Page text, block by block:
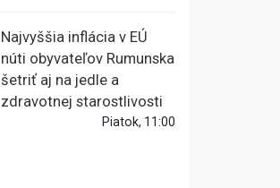
Najvyššia inflácia v EÚ
núti obyvateľov Rumunska
šetriť aj na jedle a
zdravotnej starostlivosti
Piatok, 11:00